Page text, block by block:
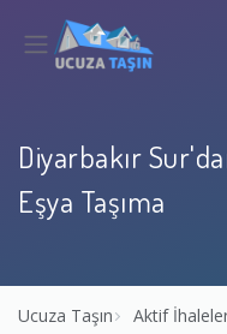
Diyarbakır
Eşya Taşıma
Ucuza Taşın Aktif